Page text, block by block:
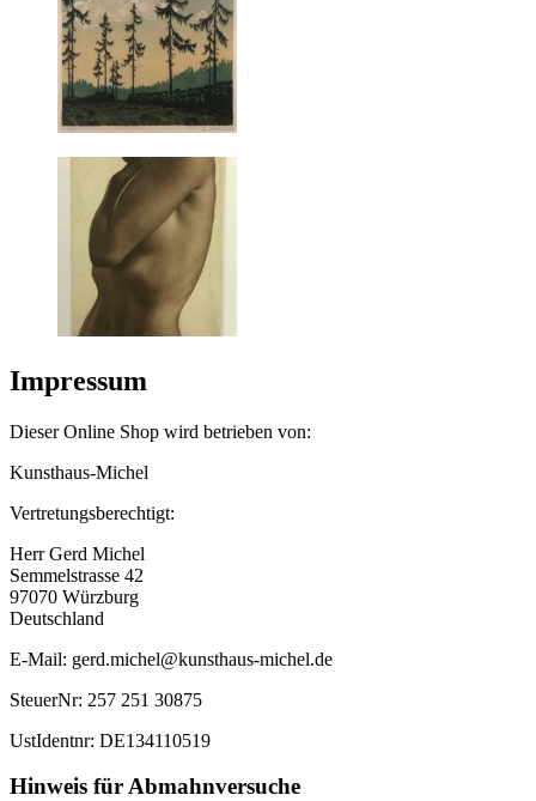
Impressum
Dieser Online Shop wird betrieben von:
Kunsthaus-Michel
Vertretungsberechtigt:
Herr Gerd Michel
Semmelstrasse 42
97070 Würzburg
Deutschland
E-Mail: gerd.michel@kunsthaus-michel.de
SteuerNr: 257 251 30875
UstIdentnr: DE134110519
Hinweis für Abmahnversuche